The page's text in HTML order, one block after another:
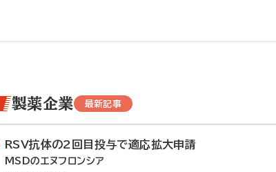
製薬企業 最新記事
RSV抗体の2回目投与で適応拡大申請
MSDのエヌフロンシア